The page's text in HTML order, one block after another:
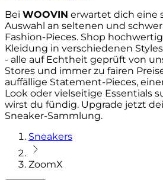
Bei WOOVIN erwartet dich eine
Auswahl an seltenen und
Fashion-Pieces. Shop
Kleidung in verschiedenen
- alle auf Echtheit geprüft von
Stores und immer zu fairen
auffällige Statement-Pieces,
Look oder vielseitige Essentials
wirst du fündig. Upgrade jetzt
Sneaker-Sammlung.
Sneakers
ZoomX